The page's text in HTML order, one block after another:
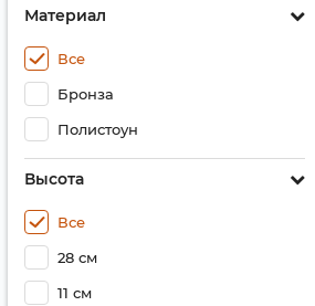
Материал
Все
Бронза
Полистоун
Высота
Все
28 см
11 см